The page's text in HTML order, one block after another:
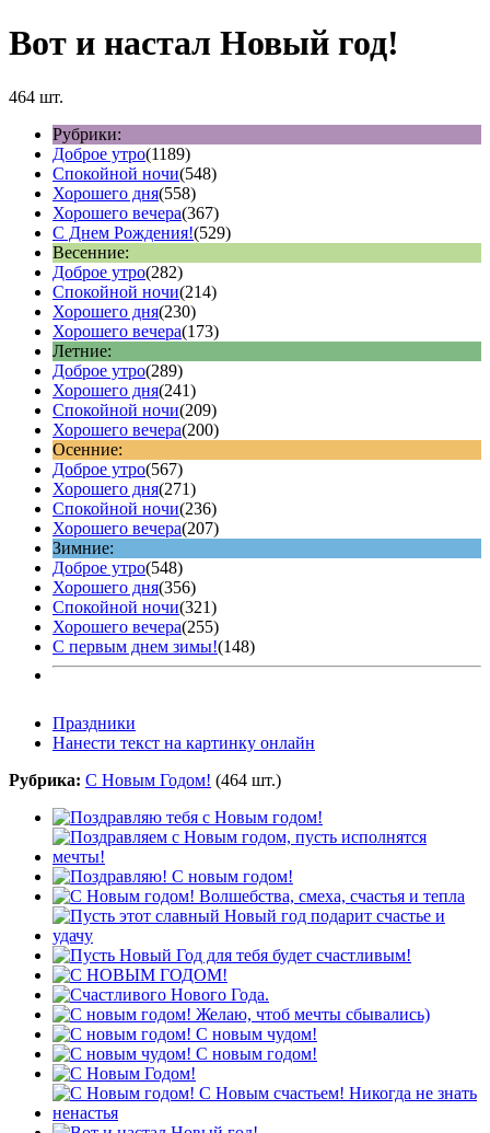
Вот и настал Новый год!
464 шт.
Рубрики:
Доброе утро(1189)
Спокойной ночи(548)
Хорошего дня(558)
Хорошего вечера(367)
С Днем Рождения!(529)
Весенние:
Доброе утро(282)
Спокойной ночи(214)
Хорошего дня(230)
Хорошего вечера(173)
Летние:
Доброе утро(289)
Хорошего дня(241)
Спокойной ночи(209)
Хорошего вечера(200)
Осенние:
Доброе утро(567)
Хорошего дня(271)
Спокойной ночи(236)
Хорошего вечера(207)
Зимние:
Доброе утро(548)
Хорошего дня(356)
Спокойной ночи(321)
Хорошего вечера(255)
С первым днем зимы!(148)
Праздники
Нанести текст на картинку онлайн
Рубрика: С Новым Годом! (464 шт.)